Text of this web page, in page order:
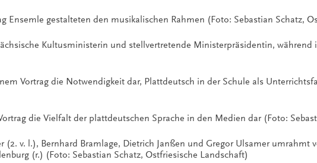
Ensemle gestalteten den musikalischen Rahmen (Foto: Sebastian Schatz,
Kultusministerin und stellvertretende Ministerpräsidentin, während
Vortrag die Notwendigkeit dar, Plattdeutsch in der Schule als
die Vielfalt der plattdeutschen Sprache in den Medien dar (Foto:
(2. v. l.), Bernhard Bramlage, Dietrich Janßen und Gregor Ulsamer
(r.) (Foto: Sebastian Schatz, Ostfriesische Landschaft)